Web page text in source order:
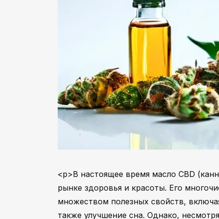
<p>В настоящее время масло CBD
рынке здоровья и красоты. Его
множеством полезных свойств,
также улучшение сна. Однако,